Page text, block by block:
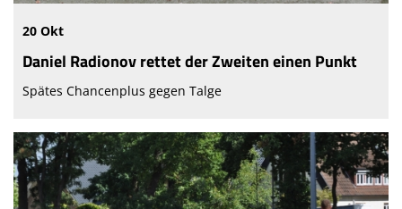
20 Okt
Daniel Radionov rettet der Zweiten einen Punkt
Spätes Chancenplus gegen Talge